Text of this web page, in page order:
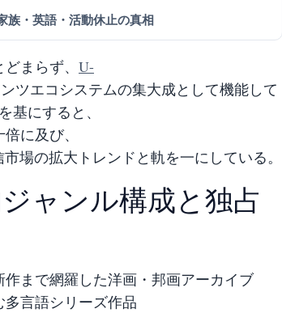
族・英語・活動休止の真相
まらず、 U-
ツエコシステムの集大成として機能して
を基にすると、
に及び、
場の拡大トレンドと軌を一にしている。
ャンル構成と独占
作まで網羅した洋画・邦画アーカイブ
多言語シリーズ作品